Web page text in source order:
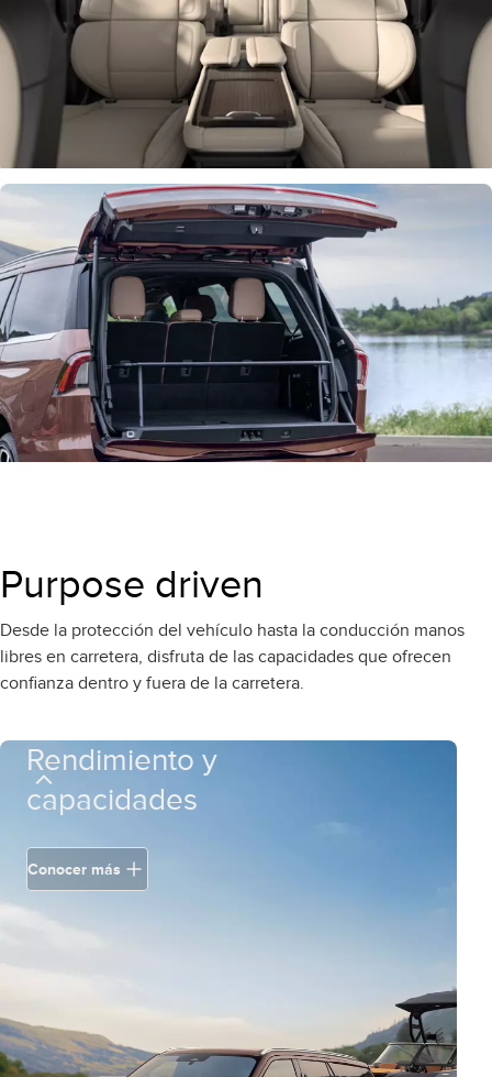
Purpose driven
Desde la protección del vehículo hasta la conducción manos
libres en carretera, disfruta de las capacidades que ofrecen
confianza dentro y fuera de la carretera.
Rendimiento y
capacidades
Conocer más